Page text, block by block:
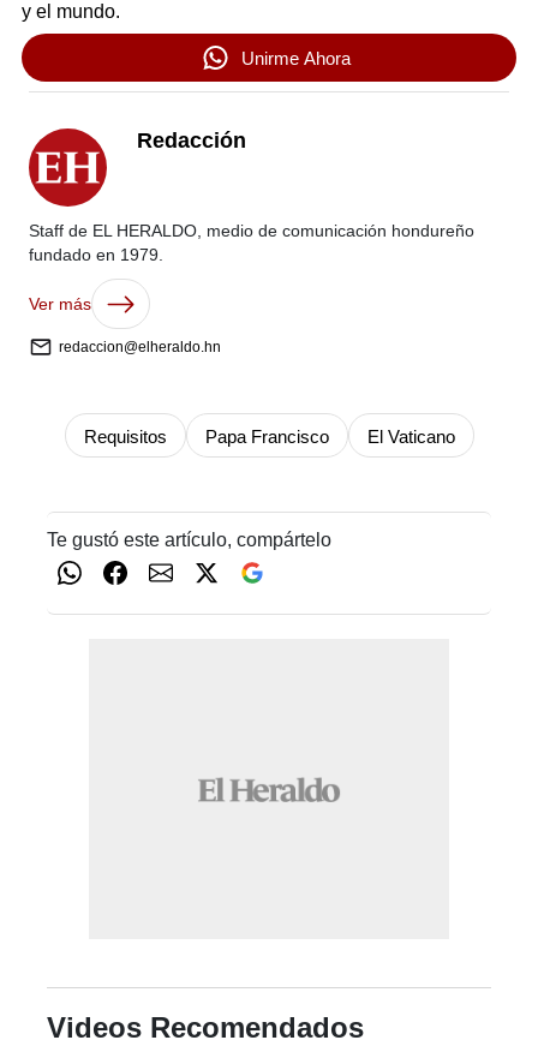
y el mundo.
Unirme Ahora
Redacción
Staff de EL HERALDO, medio de comunicación hondureño
fundado en 1979.
Ver más
redaccion@elheraldo.hn
Requisitos Papa Francisco El Vaticano
Te gustó este artículo, compártelo
Videos Recomendados